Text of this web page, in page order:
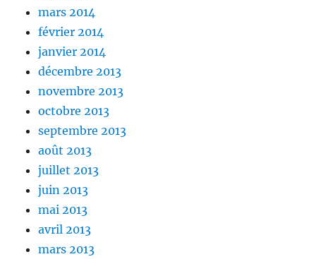
mars 2014
février 2014
janvier 2014
décembre 2013
novembre 2013
octobre 2013
septembre 2013
août 2013
juillet 2013
juin 2013
mai 2013
avril 2013
mars 2013